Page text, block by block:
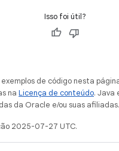
Isso foi útil?
de código nesta
na Licença de conteúdo. Java
da Oracle e/ou suas afiliadas.
2025-07-27 UTC.